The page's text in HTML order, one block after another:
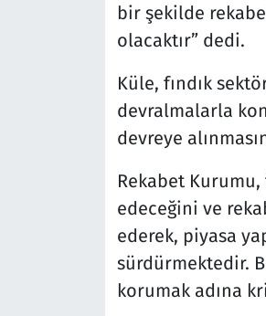
bir şekilde
olacaktır” dedi.
Küle, fındık
devralmalarla
devreye
Rekabet
edeceğini ve
ederek, piyasa
sürdürmektedir.
korumak adına